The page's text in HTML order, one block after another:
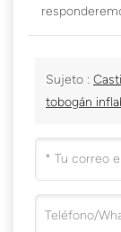
Sujeto :
tobogán